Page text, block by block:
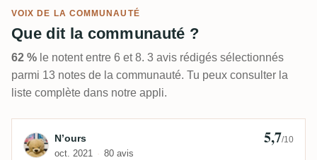
VOIX DE LA COMMUNAUTÉ
Que dit la communauté ?
62 % le notent entre 6 et 8. 3 avis rédigés sélectionnés
parmi 13 notes de la communauté. Tu peux consulter la
liste complète dans notre appli.
Avis de N’ours
N’ours
oct. 2021 80 avis
5,7/10